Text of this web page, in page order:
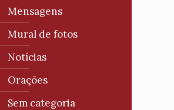
Mensagens
Mural de fotos
Notícias
Orações
Sem categoria